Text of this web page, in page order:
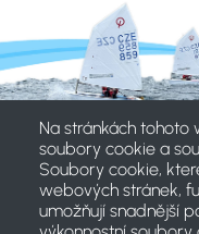
Na stránkách
soubory cookie a
Soubory cookie,
webových stránek,
umožňují snadnější